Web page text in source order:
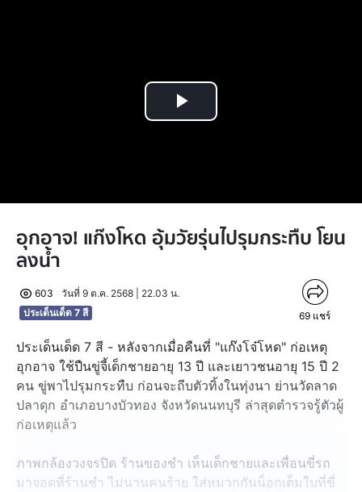
Play
อุกอาจ! แก๊งโหด อุ้มวัยรุ่นไปรุมกระทืบ โยน
ลงน้ำ
603
วันที่ 9 ต.ค. 2568 | 22.03 น.
ประเด็นเด็ด 7 สี
69 แชร์
ประเด็นเด็ด 7 สี - หลังจากเมื่อคืนที่ "แก๊งโจ๋โหด" ก่อเหตุ
อุกอาจ ใช้ปืนขู่จี้เด็กชายอายุ 13 ปี และเยาวชนอายุ 15 ปี 2
คน ขู่พาไปรุมกระทืบ ก่อนจะถีบตัวทิ้งในทุ่งนา ย่านวัดลาด
ปลาดุก อำเภอบางบัวทอง จังหวัดนนทบุรี ล่าสุดตำรวจรู้ตัวผู้
ก่อเหตุแล้ว
ภาพกล้องวงจรปิด ร้านของชำ เห็นเด็กชายและเพื่อนขี่รถ
มาจอดที่ร้านชำ ไม่นานคนร้าย ใส่หมวกกันน็อกเต็มใบที่ขี่